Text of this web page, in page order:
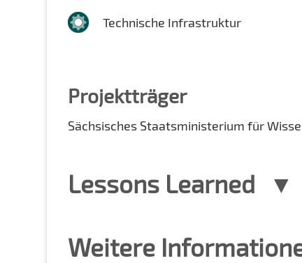
Technische Infrastruktur
Projektträger
Sächsisches Staatsministerium für
Lessons Learned
Weitere